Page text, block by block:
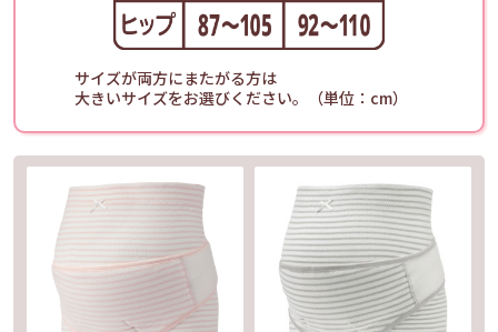
サイズが両方にまたがる方は
大きいサイズをお選びください。（単位：cm）